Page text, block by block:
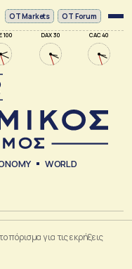
100 DAX 30 CAC 40
ΟΤ Markets OT Forum
WORLD
πόρισμα για τις εκρήξεις